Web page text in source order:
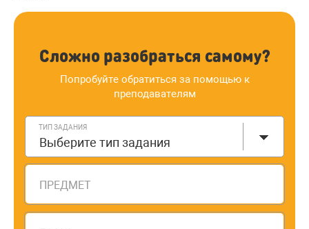
Сложно разобраться самому?
Попробуйте обратиться за помощью к
преподавателям
ТИП ЗАДАНИЯ
Выберите тип задания
ПРЕДМЕТ